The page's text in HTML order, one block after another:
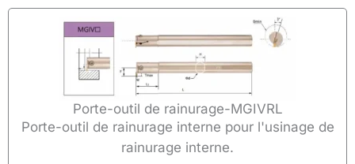
Porte-outil de rainurage-MGIVRL
Porte-outil de rainurage interne pour l'usinage de
rainurage interne.